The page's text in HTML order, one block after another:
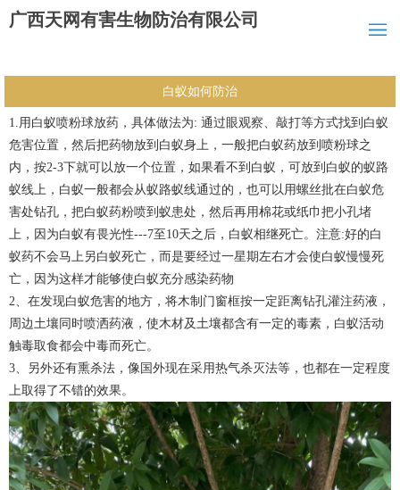
广西天网有害生物防治有限公司
白蚁如何防治
1.用白蚁喷粉球放药，具体做法为: 通过眼观察、敲打等方式找到白蚁
危害位置，然后把药物放到白蚁身上，一般把白蚁药放到喷粉球之
内，按2-3下就可以放一个位置，如果看不到白蚁，可放到白蚁的蚁路
蚁线上，白蚁一般都会从蚁路蚁线通过的，也可以用螺丝批在白蚁危
害处钻孔，把白蚁药粉喷到蚁患处，然后再用棉花或纸巾把小孔堵
上，因为白蚁有畏光性---7至10天之后，白蚁相继死亡。注意:好的白
蚁药不会马上另白蚁死亡，而是要经过一星期左右才会使白蚁慢慢死
亡，因为这样才能够使白蚁充分感染药物
2、在发现白蚁危害的地方，将木制门窗框按一定距离钻孔灌注药液，
周边土壤同时喷洒药液，使木材及土壤都含有一定的毒素，白蚁活动
触毒取食都会中毒而死亡。
3、另外还有熏杀法，像国外现在采用热气杀灭法等，也都在一定程度
上取得了不错的效果。